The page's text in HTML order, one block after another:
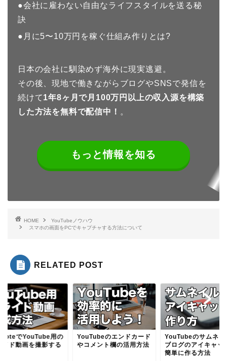
●会社に雇わない自由なライフスタイルを送る秘
訣
●月に5〜10万円を稼ぐ仕組み作りとは?
日本の会社に馴染めず海外に現実逃避。
その後、現地で働きながらブログやSNSで発信を
続けて1年8ヶ月で月100万円以上の収入源を構築
した方法を無料で配信中！ 。
もっと情報を知る
HOME
YouTubeノウハウ
スマホの画面をPCでキャプチャする方法について
RELATED POST
でYouTube用の
イド動画を撮影する
YouTubeのエンドカード
やコメント欄の活用方法
YouTubeのサムネイ
ブログのアイキャッ
簡単に作る方法